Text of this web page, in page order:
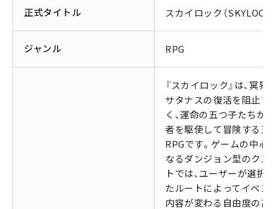
正式タイトル スカイロック（SKYLOCK
ジャンル RPG
『スカイロック』は、冥界
サタナスの復活を阻止す
く、運命の五つ子たちが
者を駆使して冒険する王
RPGです。ゲームの中心
なるダンジョン型のクエ
トでは、ユーザーが選択
たルートによってイベン
内容が変わる自由度の高